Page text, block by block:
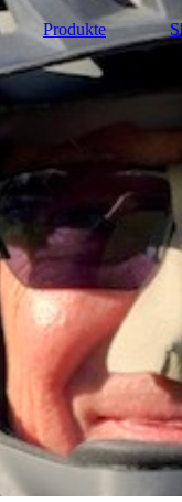
Produkte